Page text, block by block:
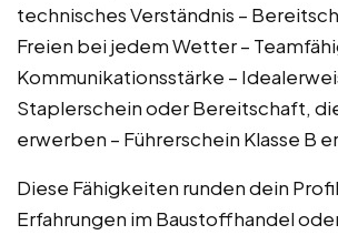
technisches Verständnis –
Freien bei jedem Wetter –
Kommunikationsstärke –
Staplerschein oder Bereitschaft,
erwerben – Führerschein Klasse B
Diese Fähigkeiten runden dein
Erfahrungen im Baustoffhandel